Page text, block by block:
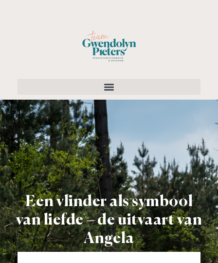
Een vlinder als symbool
van liefde – de uitvaart van
Angela